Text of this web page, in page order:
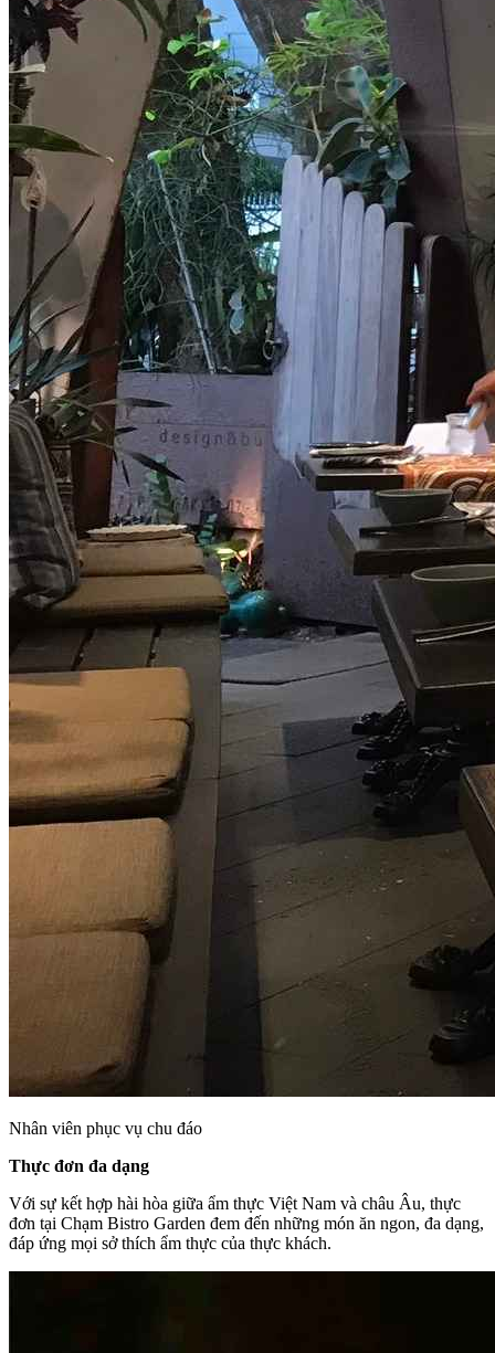
Nhân viên phục vụ chu đáo
Thực đơn đa dạng
Với sự kết hợp hài hòa giữa ẩm thực Việt Nam và châu Âu, thực
đơn tại Chạm Bistro Garden đem đến những món ăn ngon, đa dạng,
đáp ứng mọi sở thích ẩm thực của thực khách.